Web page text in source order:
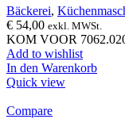
Bäckerei,
€ 54,00 exkl. MWSt.
KOM VOOR
Add to wishlist
In den Warenkorb
Quick view
Compare